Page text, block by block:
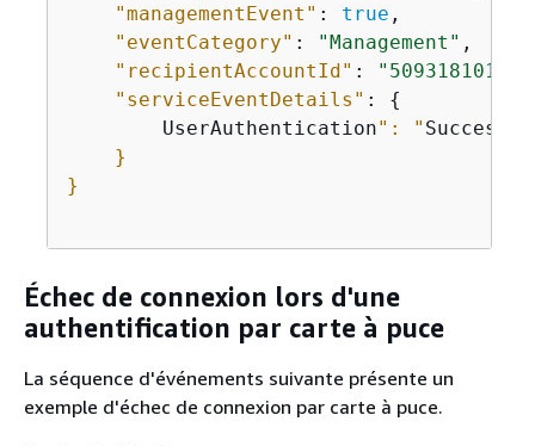
"managementEvent" : true ,
"eventCategory" : "Management" ,
"recipientAccountId" :
"serviceEventDetails" : {
        UserAuthentication
": " Success
    }
}
Échec de connexion lors d'une
authentification par carte à puce
La séquence d'événements suivante présente un
exemple d'échec de connexion par carte à puce.